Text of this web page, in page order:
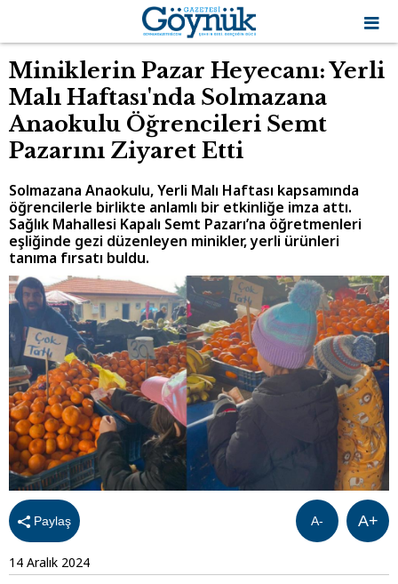
Miniklerin Pazar Heyecanı: Yerli
Malı Haftası'nda Solmazana
Anaokulu Öğrencileri Semt
Pazarını Ziyaret Etti
Solmazana Anaokulu, Yerli Malı Haftası kapsamında
öğrencilerle birlikte anlamlı bir etkinliğe imza attı.
Sağlık Mahallesi Kapalı Semt Pazarı’na öğretmenleri
eşliğinde gezi düzenleyen minikler, yerli ürünleri
tanıma fırsatı buldu.
Paylaş A+
A-
14 Aralık 2024